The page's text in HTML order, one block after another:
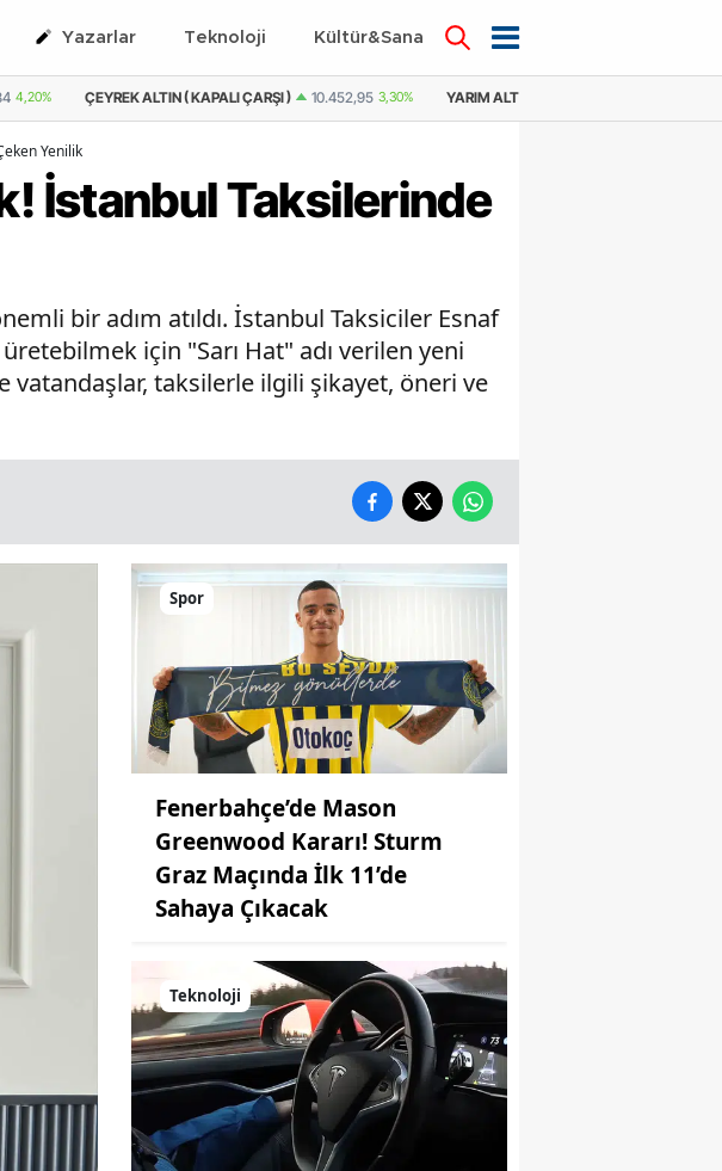
Yazarlar Teknoloji Kültür&Sanat
ÇARŞI ) 10.452,95 3,30% YARIM ALTIN 21.231,67 4,20% YARIM ALTIN ( KAPALI ÇARŞI )
Yenilik
İstanbul Taksilerinde
bir adım atıldı. İstanbul Taksiciler Esnaf
üretebilmek için "Sarı Hat" adı verilen yeni
vatandaşlar, taksilerle ilgili şikayet, öneri ve
Spor
Fenerbahçe’de Mason
Greenwood Kararı! Sturm
Graz Maçında İlk 11’de
Sahaya Çıkacak
Teknoloji